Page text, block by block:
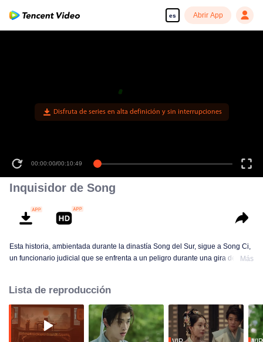
es Abrir App
Disfruta de series en alta definición y sin interrupciones
00:00:00/00:10:49
Inquisidor de Song
Esta historia, ambientada durante la dinastía Song del Sur, sigue a Song Ci,
un funcionario judicial que se enfrenta a un peligro durante una gira de
diferencias, los cuatro unen sus fuerzas y resuelven cuatro casos de
asesinato a través de la investigación, el interrogatorio y el análisis forense,
para llevar justicia a los fallecidos y equidad a los vivos.
Más
Lista de reproducción